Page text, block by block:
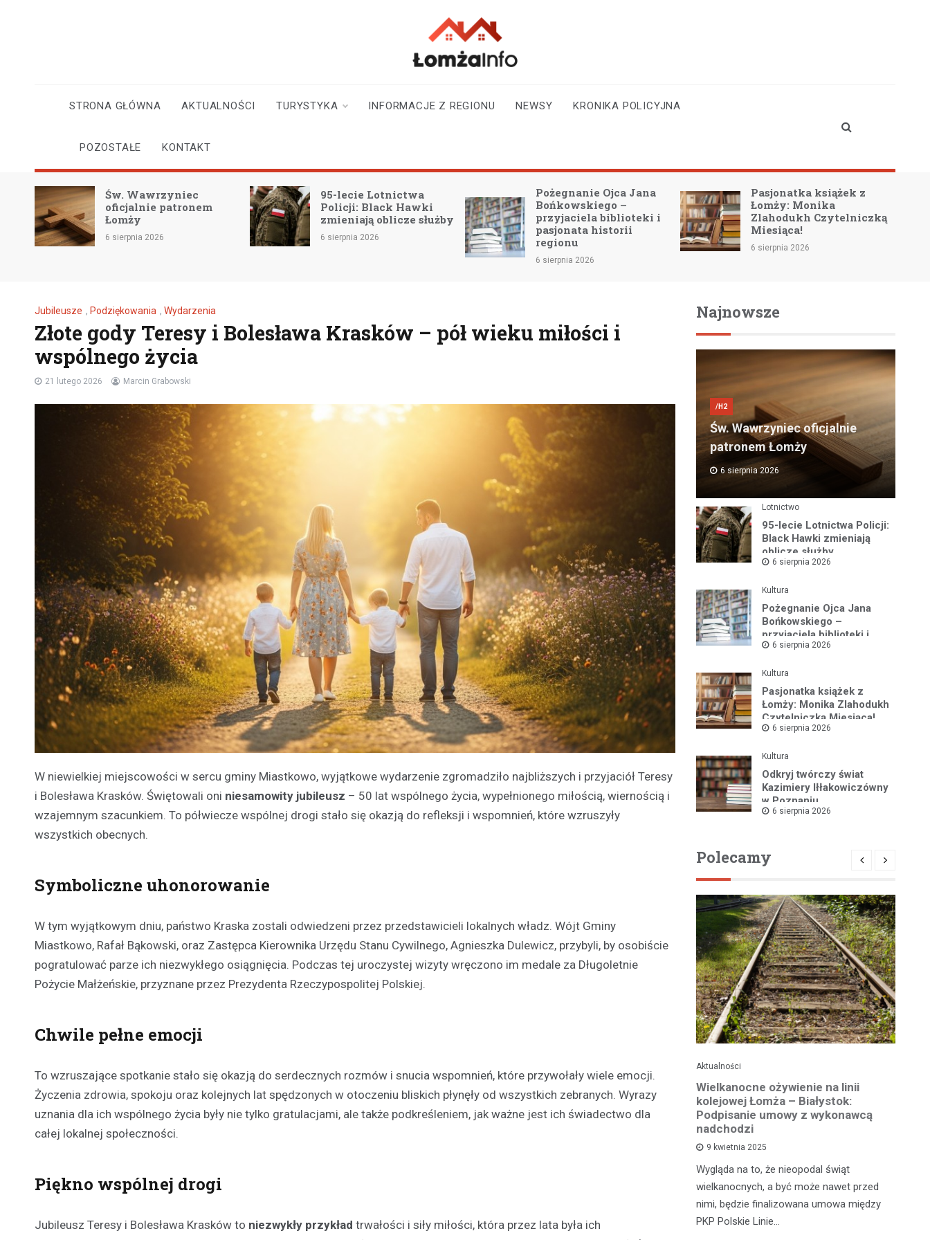
i okolicy
STRONA GŁÓWNA AKTUALNOŚCI TURYSTYKA INFORMACJE Z REGIONU NEWSY KRONIKA POLICYJNA
POZOSTAŁE KONTAKT
Św. Wawrzyniec
oficjalnie patronem
Łomży
6 sierpnia 2026
95-lecie Lotnictwa
Policji: Black Hawki
zmieniają oblicze służby
6 sierpnia 2026
Pożegnanie Ojca Jana
Bońkowskiego –
przyjaciela biblioteki i
pasjonata historii
regionu
6 sierpnia 2026
Pasjonatka książek z
Łomży: Monika
Zlahodukh Czytelniczką
Miesiąca!
6 sierpnia 2026
Jubileusze , Podziękowania , Wydarzenia
Złote gody Teresy i Bolesława Krasków – pół wieku miłości i
wspólnego życia
21 lutego 2026 Marcin Grabowski
W niewielkiej miejscowości w sercu gminy Miastkowo, wyjątkowe wydarzenie zgromadziło najbliższych i przyjaciół Teresy
i Bolesława Krasków. Świętowali oni niesamowity jubileusz – 50 lat wspólnego życia, wypełnionego miłością, wiernością i
wzajemnym szacunkiem. To półwiecze wspólnej drogi stało się okazją do refleksji i wspomnień, które wzruszyły
wszystkich obecnych.
Symboliczne uhonorowanie
W tym wyjątkowym dniu, państwo Kraska zostali odwiedzeni przez przedstawicieli lokalnych władz. Wójt Gminy
Miastkowo, Rafał Bąkowski, oraz Zastępca Kierownika Urzędu Stanu Cywilnego, Agnieszka Dulewicz, przybyli, by osobiście
pogratulować parze ich niezwykłego osiągnięcia. Podczas tej uroczystej wizyty wręczono im medale za Długoletnie
Pożycie Małżeńskie, przyznane przez Prezydenta Rzeczypospolitej Polskiej.
Chwile pełne emocji
To wzruszające spotkanie stało się okazją do serdecznych rozmów i snucia wspomnień, które przywołały wiele emocji.
Życzenia zdrowia, spokoju oraz kolejnych lat spędzonych w otoczeniu bliskich płynęły od wszystkich zebranych. Wyrazy
uznania dla ich wspólnego życia były nie tylko gratulacjami, ale także podkreśleniem, jak ważne jest ich świadectwo dla
całej lokalnej społeczności.
Piękno wspólnej drogi
Jubileusz Teresy i Bolesława Krasków to niezwykły przykład trwałości i siły miłości, która przez lata była ich
Najnowsze
/H2
Św. Wawrzyniec oficjalnie
patronem Łomży
6 sierpnia 2026
Lotnictwo
95-lecie Lotnictwa Policji:
Black Hawki zmieniają
oblicze służby
6 sierpnia 2026
Kultura
Pożegnanie Ojca Jana
Bońkowskiego –
przyjaciela biblioteki i
pasjonata historii regionu
6 sierpnia 2026
Kultura
Pasjonatka książek z
Łomży: Monika Zlahodukh
Czytelniczką Miesiąca!
6 sierpnia 2026
Kultura
Odkryj twórczy świat
Kazimiery Iłłakowiczówny
w Poznaniu
6 sierpnia 2026
Polecamy
Chłodne dni stanowią ryzyko dla
osób bezdomnych: jak miejska
noclegownia w Łomży chroni
dachu…
Aktualności
Wielkanocne ożywienie na linii
kolejowej Łomża – Białystok:
Podpisanie umowy z wykonawcą
nadchodzi
9 kwietnia 2025
Wygląda na to, że nieopodal świąt
wielkanocnych, a być może nawet przed
nimi, będzie finalizowana umowa między
PKP Polskie Linie…